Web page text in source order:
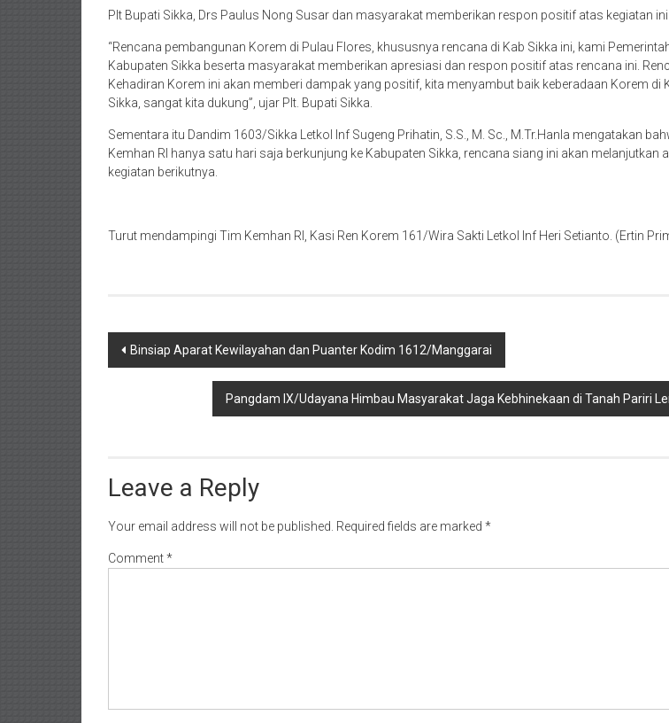
Plt Bupati Sikka, Drs Paulus Nong Susar dan masyarakat memberikan respon positif atas kegiatan ini.
“Rencana pembangunan Korem di Pulau Flores, khususnya rencana di Kab Sikka ini, kami
Kabupaten Sikka beserta masyarakat memberikan apresiasi dan respon positif atas rencana ini.
Kehadiran Korem ini akan memberi dampak yang positif, kita menyambut baik keberadaan Korem di
Sikka, sangat kita dukung”, ujar Plt. Bupati Sikka.
Sementara itu Dandim 1603/Sikka Letkol Inf Sugeng Prihatin, S.S., M. Sc., M.Tr.Hanla mengatakan
Kemhan RI hanya satu hari saja berkunjung ke Kabupaten Sikka, rencana siang ini akan melanjutkan
kegiatan berikutnya.
Turut mendampingi Tim Kemhan RI, Kasi Ren Korem 161/Wira Sakti Letkol Inf Heri Setianto. (Ertin
Post
navigation
Binsiap Aparat Kewilayahan dan Puanter Kodim 1612/Manggarai
Pangdam IX/Udayana Himbau Masyarakat Jaga Kebhinekaan di Tanah Pariri
Leave a Reply
Your email address will not be published. Required fields are marked *
Comment*